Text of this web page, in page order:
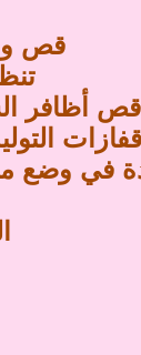
قص
قص أظافر
في